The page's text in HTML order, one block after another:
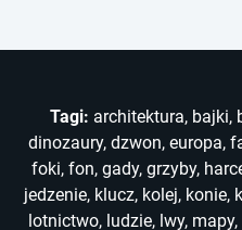
Tagi: architektura, bajki,
dinozaury, dzwon, europa,
foki, fon, gady, grzyby,
jedzenie, klucz, kolej, konie,
lotnictwo, ludzie, lwy, mapy,